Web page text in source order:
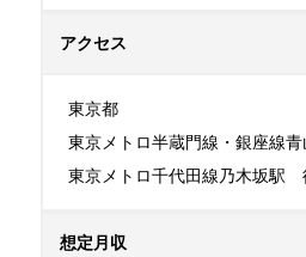
アクセス
東京都
東京メトロ半蔵門線・銀座線
東京メトロ千代田線乃木坂駅
想定月収